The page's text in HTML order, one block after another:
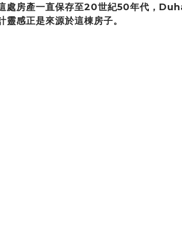
處房產一直保存至20世紀50年代，
靈感正是來源於這棟房子。